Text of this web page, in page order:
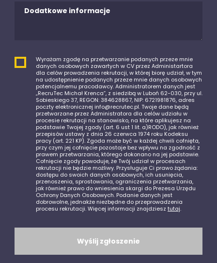
Wyrażam zgodę na przetwarzanie podanych przeze mnie
danych osobowych zawartych w CV przez Administartora
dla celów prowadzenia rekrutacji, w której biorę udział, w tym
na udostępnienie podanych przeze mnie danych osobowych
potencjalnemu pracodawcy. Administratorem danych jest
„RecruTec Michał Krenca”, z siedzibą w Luboń 62-030, przy ul.
Sobieskiego 37, REGON: 384628867, NIP: 6721981876, adres
poczty elektronicznej info@recrutec.pl. Twoje dane będą
przetwarzane przez Administratora dla celów udziału w
procesie rekrutacji na stanowisko, na które aplikujesz na
podstawie Twojej zgody (art. 6 ust 1 lit. a)RODO), jak również
przepisów ustawy z dnia 26 czerwca 1974 roku Kodeksu
pracy (art. 221 KP). Zgoda może być w każdej chwili cofnięta,
przy czym jej cofnięcie pozostaje bez wpływu na zgodność z
prawem przetwarzania, którego dokonano na jej podstawie.
Cofnięcie zgody powoduje, że Twój udział w procesach
rekrutacji nie będzie możliwy. Przysługuje Ci prawo żądania:
dostępu do swoich danych osobowych, ich usunięcia,
przenoszenia, sprostowania, ograniczenia przetwarzania,
jak również prawo do wniesienia skargi do Prezesa Urzędu
Ochrony Danych Osobowych. Podanie danych jest
dobrowolne, jednakże niezbędne do przeprowadzenia
procesu rekrutacji. Więcej informacji znajdziesz tutaj.